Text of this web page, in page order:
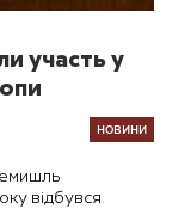
участь у
НОВИНИ
відбувся